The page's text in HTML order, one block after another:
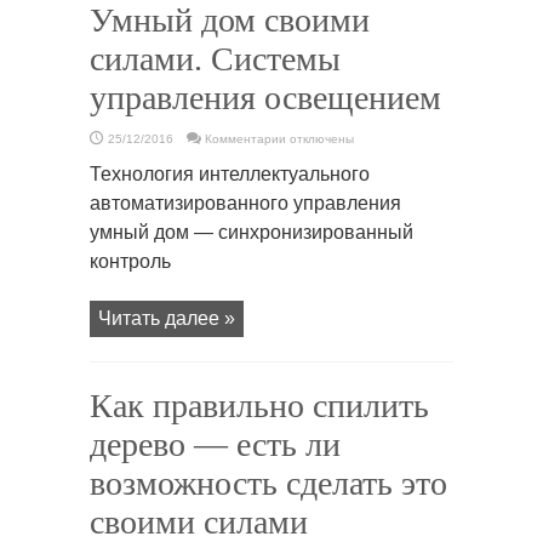
Умный дом своими
силами. Системы
управления освещением
25/12/2016 Комментарии
дом
силами.
Системы
управления
освещением
отключены
Технология интеллектуального
автоматизированного управления
умный дом — синхронизированный
контроль
Читать далее »
Как правильно спилить
дерево — есть ли
возможность сделать это
своими силами